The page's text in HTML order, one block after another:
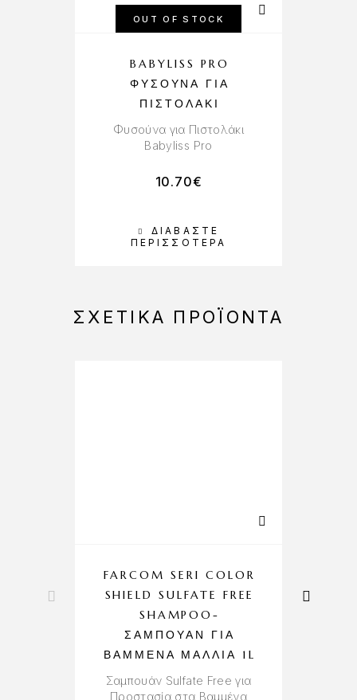
OUT OF STOCK
ΔΙΑΒΆΣΤΕ
ΠΕΡΙΣΣΌΤΕΡΑ
BABYLISS PRO
ΦΥΣΟΎΝΑ ΓΙΑ
ΠΙΣΤΟΛΆΚΙ
Φυσούνα για Πιστολάκι
Babyliss Pro
10.70€
ΣΧΕΤΙΚΆ ΠΡΟΪΌΝΤΑ
FARCOM SERI COLOR
SHIELD SULFATE FREE
SHAMPOO-
ΣΑΜΠΟΥΆΝ ΓΙΑ
ΒΑΜΜΈΝΑ ΜΑΛΛΙΆ 1L
Σαμπουάν Sulfate Free για
Προστασία στα Βαμμένα